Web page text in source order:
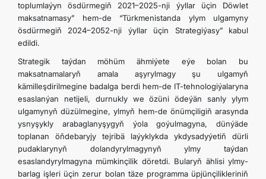
toplumlaýyn ösdürmegiň 2021–2025-nji ýyllar üçin Döwlet
maksatnamasy” hem-de “Türkmenistanda ylym ulgamyny
ösdürmegiň 2024–2052-nji ýyllar üçin Strategiýasy” kabul
edildi.
Strategik taýdan möhüm ähmiýete eýe bolan bu
maksatnamalaryň amala aşyrylmagy şu ulgamyň
kämilleşdirilmegine badalga berdi hem-de IT-tehnologiýalaryna
esaslanýan netijeli, durnukly we özüni ödeýän sanly ylym
ulgamynyň düzülmegine, ylmyň hem-de önümçiligiň arasynda
ysnyşykly arabaglanyşygyň ýola goýulmagyna, dünýäde
toplanan öňdebaryjy tejribä laýyklykda ykdysadyýetiň dürli
pudaklarynyň dolandyrylmagynyň ylmy taýdan
esaslandyrylmagyna mümkinçilik döretdi. Bularyň ählisi ylmy-
barlag işleri üçin zerur bolan täze programma üpjünçilikleriniň